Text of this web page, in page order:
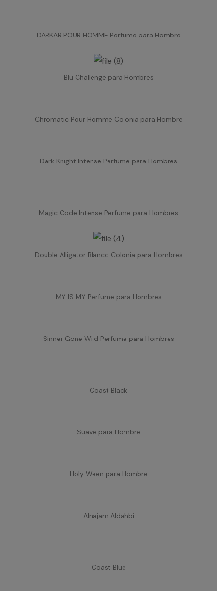
DARKAR POUR HOMME Perfume para Hombre
Blu Challenge para Hombres
Chromatic Pour Homme Colonia para Hombre
Dark Knight Intense Perfume para Hombres
Magic Code Intense Perfume para Hombres
Double Alligator Blanco Colonia para Hombres
MY IS MY Perfume para Hombres
Sinner Gone Wild Perfume para Hombres
Coast Black
Suave para Hombre
Holy Ween para Hombre
Alnajam Aldahbi
Coast Blue